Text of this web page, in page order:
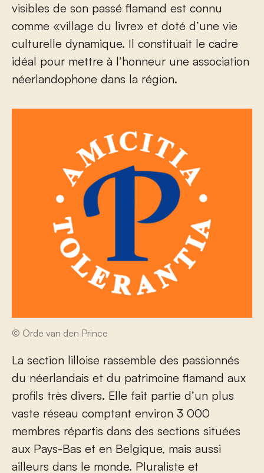
visibles de son passé flamand est connu
comme «village du livre» et doté d’une vie
culturelle dynamique. Il constituait le cadre
idéal pour mettre à l’honneur une association
néerlandophone dans la région.
© Orde van den Prince
La section lilloise rassemble des passionnés
du néerlandais et du patrimoine flamand aux
profils très divers. Elle fait partie d’un plus
vaste réseau comptant environ 3 000
membres répartis dans des sections situées
aux Pays-Bas et en Belgique, mais aussi
ailleurs dans le monde. Pluraliste et